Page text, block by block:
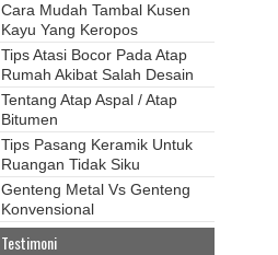
Cara Mudah Tambal Kusen
Kayu Yang Keropos
Tips Atasi Bocor Pada Atap
Rumah Akibat Salah Desain
Tentang Atap Aspal / Atap
Bitumen
Tips Pasang Keramik Untuk
Ruangan Tidak Siku
Genteng Metal Vs Genteng
Konvensional
Testimoni